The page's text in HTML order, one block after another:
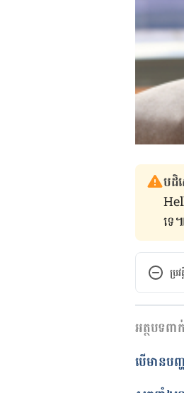
បដិ
ទេ៕
ប្រវ
កំណ
ត្
អត្ថបទពា
បើមានប